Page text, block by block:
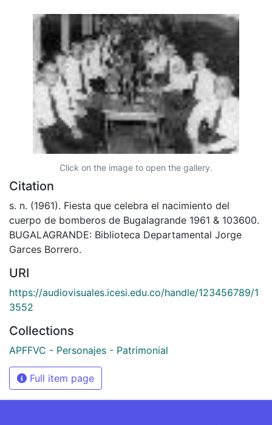
Click on the image to open the gallery.
Citation
s. n. (1961). Fiesta que celebra el nacimiento del
cuerpo de bomberos de Bugalagrande 1961 & 103600.
BUGALAGRANDE: Biblioteca Departamental Jorge
Garces Borrero.
URI
https://audiovisuales.icesi.edu.co/handle/123456789/1
3552
Collections
APFFVC - Personajes - Patrimonial
Full item page